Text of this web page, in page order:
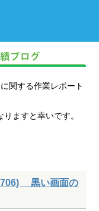
関する作業レポート
ますと幸いです。
黒い画面の